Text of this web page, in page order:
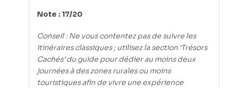
Note : 17/20
Conseil : Ne vous contentez pas de suivre les
itinéraires classiques ; utilisez la section ‘Trésors
Cachés’ du guide pour dédier au moins deux
journées à des zones rurales ou moins
touristiques afin de vivre une expérience